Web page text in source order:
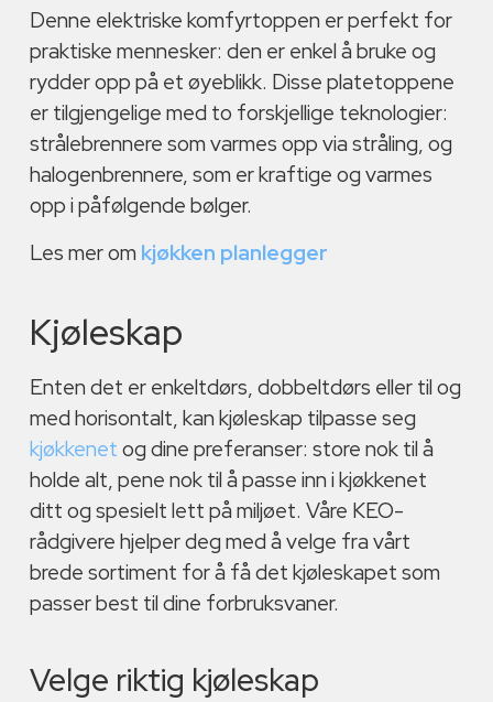
Denne elektriske komfyrtoppen er perfekt for
praktiske mennesker: den er enkel å bruke og
rydder opp på et øyeblikk. Disse platetoppene
er tilgjengelige med to forskjellige teknologier:
strålebrennere som varmes opp via stråling, og
halogenbrennere, som er kraftige og varmes
opp i påfølgende bølger.
Les mer om kjøkken planlegger
Kjøleskap
Enten det er enkeltdørs, dobbeltdørs eller til og
med horisontalt, kan kjøleskap tilpasse seg
kjøkkenetog dine preferanser: store nok til å
holde alt, pene nok til å passe inn i kjøkkenet
ditt og spesielt lett på miljøet. Våre KEO-
rådgivere hjelper deg med å velge fra vårt
brede sortiment for å få det kjøleskapet som
passer best til dine forbruksvaner.
Velge riktig kjøleskap